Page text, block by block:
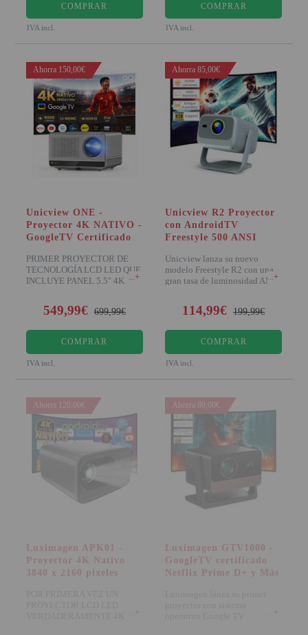
COMPRAR
IVA incl.
COMPRAR
IVA incl.
Ahorra 150,00€
Unicview ONE -
Proyector 4K NATIVO -
GoogleTV Certificado
PRIMER PROYECTOR DE
TECNOLOGÍA LCD LED QUE
INCLUYE PANEL 5.5" 4K
+
549,99€ 699,99€
COMPRAR
IVA incl.
Ahorra 85,00€
Unicview R2 Proyector
con AndroidTV
Freestyle 500 ANSI
Unicview lanza su nuevo
modelo Freestyle R2 con una
gran tasa de luminosidad ANSI+
114,99€ 199,99€
COMPRAR
IVA incl.
Ahorra 120,00€
Luximagen APK01 -
Proyector 4K Nativo
3840 x 2160 pixeles
+
Ahorra 80,00€
Luximagen GTV1000 -
GoogleTV certificado
Netflix Prime D+ y Más
+